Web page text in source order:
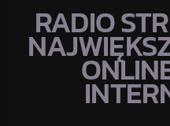
RADIO